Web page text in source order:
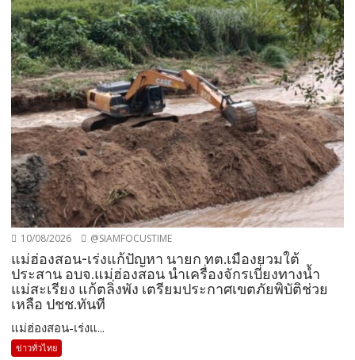
10/08/2026 @SIAMFOCUSTIME
แม่ฮ่องสอน-เร่งแก้ปัญหา นายก ทต.เมืองยวมใต้
ประสาน อบจ.แม่ฮ่องสอน นำเครื่องจักรเบี่ยงทางน้ำ
แม่สะเรียง แก้ตลิ่งพัง เตรียมประกาศเขตภัยพิบัติช่วย
เหลือ ปชช.ทันที
แม่ฮ่องสอน-เร่งแ...
ข่าวทั่วไทย